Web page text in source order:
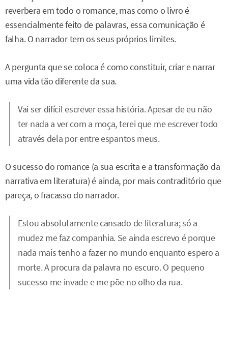
reverbera em todo o romance, mas como o livro é
essencialmente feito de palavras, essa comunicação é
falha. O narrador tem os seus próprios limites.
A pergunta que se coloca é como constituir, criar e narrar
uma vida tão diferente da sua.
Vai ser difícil escrever essa história. Apesar de eu não
ter nada a ver com a moça, terei que me escrever todo
através dela por entre espantos meus.
O sucesso do romance (a sua escrita e a transformação da
narrativa em literatura) é ainda, por mais contraditório que
pareça, o fracasso do narrador.
Estou absolutamente cansado de literatura; só a
mudez me faz companhia. Se ainda escrevo é porque
nada mais tenho a fazer no mundo enquanto espero a
morte. A procura da palavra no escuro. O pequeno
sucesso me invade e me põe no olho da rua.